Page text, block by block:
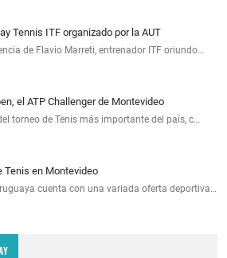
Tennis ITF organizado por la AUT
de Flavio Marreti, entrenador ITF oriundo…
el ATP Challenger de Montevideo
torneo de Tenis más importante del país, c…
Tenis en Montevideo
cuenta con una variada oferta deportiva…